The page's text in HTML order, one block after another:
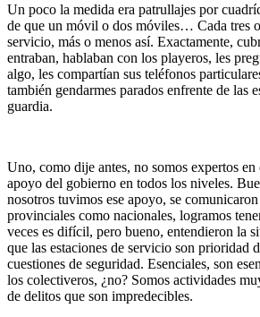
Un poco la medida era patrullajes por
de que un móvil o dos móviles… Cada tres
servicio, más o menos así. Exactamente,
entraban, hablaban con los playeros, les
algo, les compartían sus teléfonos
también gendarmes parados enfrente de las
guardia.
Uno, como dije antes, no somos expertos en
apoyo del gobierno en todos los niveles.
nosotros tuvimos ese apoyo, se
provinciales como nacionales, logramos
veces es difícil, pero bueno, entendieron la
que las estaciones de servicio son prioridad
cuestiones de seguridad. Esenciales, son
los colectiveros, ¿no? Somos actividades
de delitos que son impredecibles.